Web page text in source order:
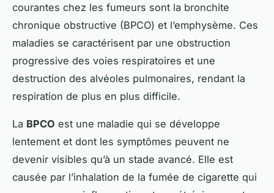
courantes chez les fumeurs sont la bronchite
chronique obstructive (BPCO) et l’emphysème. Ces
maladies se caractérisent par une obstruction
progressive des voies respiratoires et une
destruction des alvéoles pulmonaires, rendant la
respiration de plus en plus difficile.
La BPCO est une maladie qui se développe
lentement et dont les symptômes peuvent ne
devenir visibles qu’à un stade avancé. Elle est
causée par l’inhalation de la fumée de cigarette qui